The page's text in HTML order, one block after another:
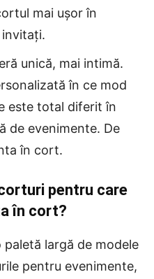
mai ușor în
unică, mai intimă.
în ce mod
este total diferit în
de evenimente. De
în cort.
pentru care
în cort?
largă de modele
pentru evenimente,